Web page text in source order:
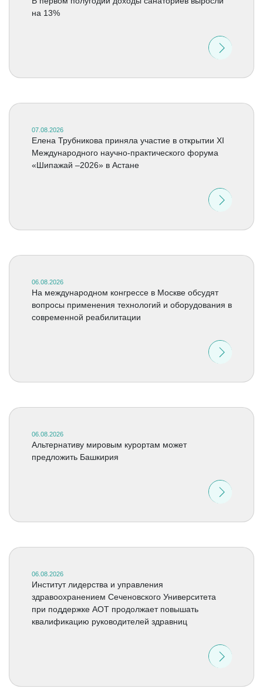
на 13%
07.08.2026
Елена Трубникова приняла участие в открытии XI
Международного научно-практического форума
«Шипажай –2026» в Астане
06.08.2026
На международном конгрессе в Москве обсудят
вопросы применения технологий и оборудования в
современной реабилитации
06.08.2026
Альтернативу мировым курортам может
предложить Башкирия
06.08.2026
Институт лидерства и управления
здравоохранением Сеченовского Университета
при поддержке АОТ продолжает повышать
квалификацию руководителей здравниц